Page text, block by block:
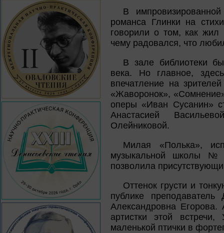
В
романса Глинки на
говорили о том, как
чему радовался, что
В зале библиотеки
века. Но главное,
впечатление на
«Жаворонок»,
оперы «Иван Сусанин»
Анастасией
Олейниковой.
Милая «Полька»,
музыкальной школы
позволила
Оттенок грусти и
публике
Александровна
артистки этой
маленькой птички в